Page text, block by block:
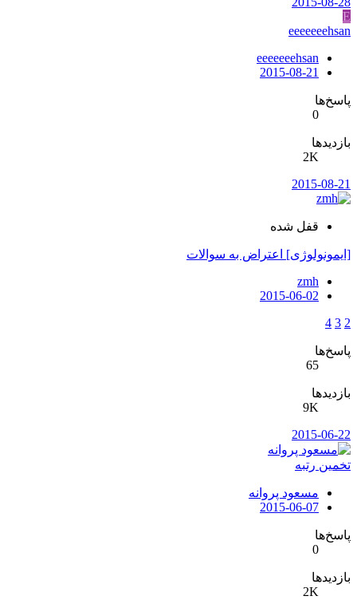
E
eeeeeeehsan
eeeeeeehsan
2015-08-21
پاسخ‌ها
0
بازدیدها
2K
2015-08-21
قفل شده
[ایمونولوژی] اعتراض به سوالات
zmh
2015-06-02
2
3
4
پاسخ‌ها
65
بازدیدها
9K
2015-06-22
تخمین رتبه
مسعود پروانه
2015-06-07
پاسخ‌ها
0
بازدیدها
2K